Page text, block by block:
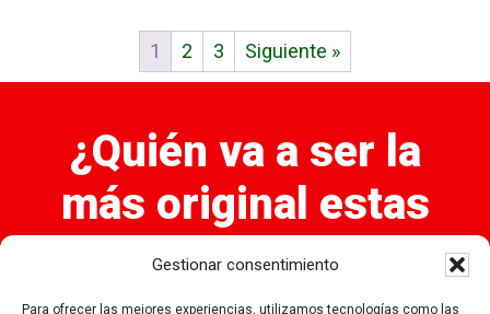
Gestionar consentimiento
Para ofrecer las mejores experiencias, utilizamos tecnologías como las
1 2 3 Siguiente »
¿Quién va a ser la
más original estas
navidades?
Elige ahora las Bolas de Navidad que quieres en tu